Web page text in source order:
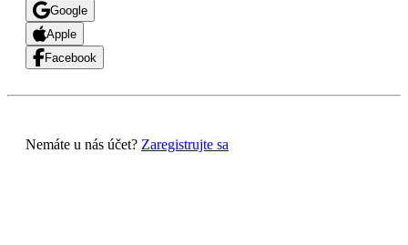
Google
Apple
Facebook
Nemáte u nás účet? Zaregistrujte sa